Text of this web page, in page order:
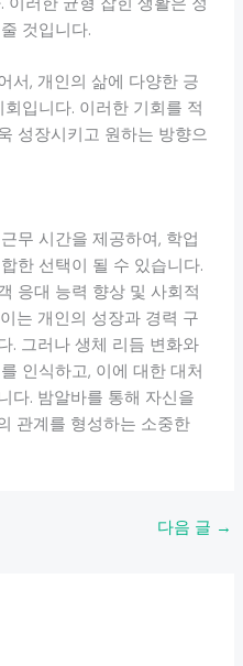
것입니다.
서, 개인의 삶에 다양한 긍
입니다. 이러한 기회를 적
성장시키고 원하는 방향으
무 시간을 제공하여, 학업
한 선택이 될 수 있습니다.
응대 능력 향상 및 사회적
는 개인의 성장과 경력 구
. 그러나 생체 리듬 변화와
인식하고, 이에 대한 대처
다. 밤알바를 통해 자신을
관계를 형성하는 소중한
다음 글 →